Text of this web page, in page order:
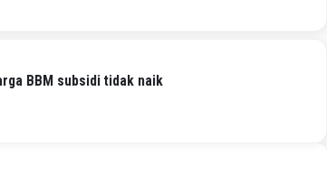
BBM subsidi tidak naik